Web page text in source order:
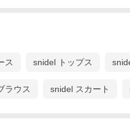
ス snidel トップス
ラウス snidel スカート